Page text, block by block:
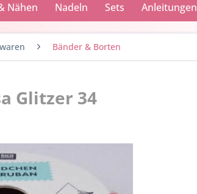
Nähen Nadeln Sets Anleitungen
Bänder & Borten
Glitzer 34